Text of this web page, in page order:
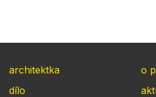
architektka
dílo
o